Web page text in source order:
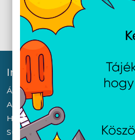
Információ
Általános szerződési feltételek
Adatkezelési tájékoztató
Hallásvédelmi tájékoztató
Süti (cookie) tájékoztató